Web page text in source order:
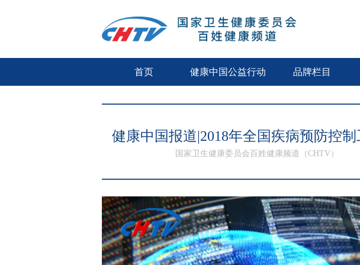
首页 健康中国公益行动 品牌栏目
健康中国报道|2018年全国疾病预防控
国家卫生健康委员会百姓健康频道（CHTV）